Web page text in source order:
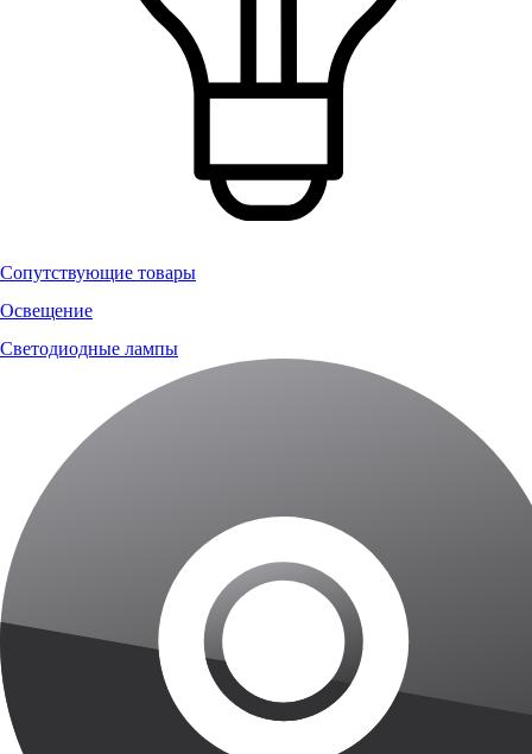
Сопутствующие товары
Освещение
Светодиодные лампы